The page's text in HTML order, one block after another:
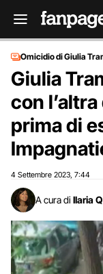
Omicidio di Giulia
Giulia
con
prima di
4 Settembre 2023 7:44
A cura di Ilaria